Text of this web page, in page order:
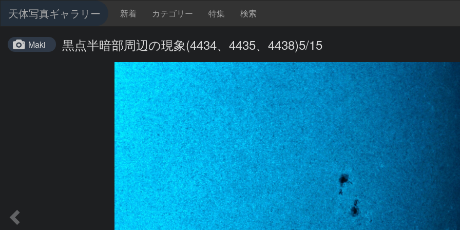
天体写真ギャラリー 新着 カテゴリー 特集 検索
Maki 黒点半暗部周辺の現象(4434、4435、4438)5/15